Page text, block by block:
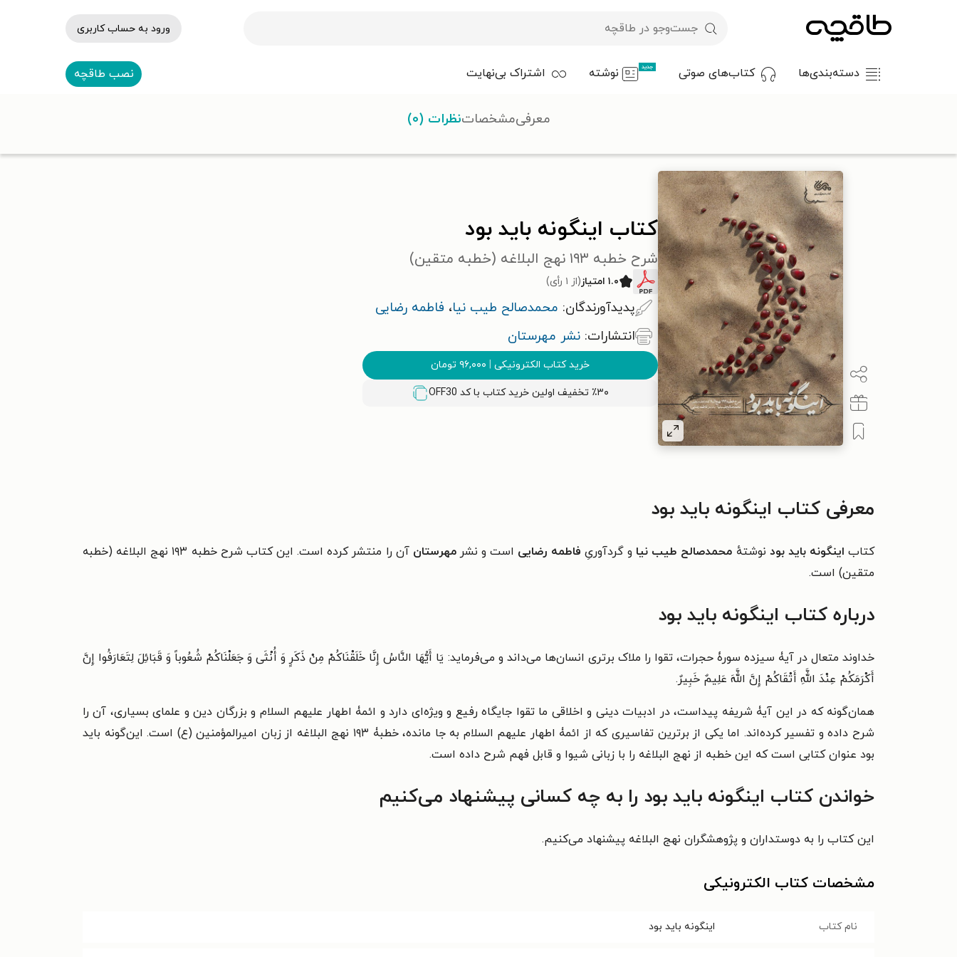
ورود به حساب کاربری
دسته‌بندی‌ها کتاب‌های صوتی جدید نوشته اشتراک بی‌نهایت نصب طاقچه
کتاب اینگونه باید بود
شرح خطبه ۱۹۳ نهج البلاغه (خطبه متقین)
۱.۰ امتیاز (از ۱ رأی)
پدیدآورندگان: محمدصالح طیب نیا، فاطمه رضایی
انتشارات: نشر مهرستان
خرید کتاب الکترونیکی | ۹۶,۰۰۰ تومان
٪۳۰ تخفیف اولین خرید کتاب با کد OFF30
معرفیمشخصاتنظرات (۰)
معرفی کتاب اینگونه باید بود
کتاباینگونه باید بود نوشتهٔ محمدصالح طیب نیا و گردآوریِ فاطمه رضایی است و نشرمهرستان
آن را منتشر کرده است. این کتاب شرح خطبه ۱۹۳ نهج البلاغه (خطبه
متقین) است.
درباره کتاب اینگونه باید بود
خداوند متعال در آیۀ سیزده سورۀ حجرات، تقوا را ملاک برتری انسان‌ها می‌داند و می‌فرماید: یَا أَیُّهَا النَّاسُ إِنَّا خَلَقْنَاکُمْ مِنْ ذَکَرٍ وَ أُنْثَی وَ جَعَلْنَاکُمْ شُعُوباً وَ قَبَائِلَ لِتَعَارَفُوا إِنَّ
أَکْرَمَکُمْ عِنْدَ اللَّهِ أَتْقَاکُمْ إِنَّ اللَّهَ عَلِیمٌ خَبِیرٌ.
همان‌گونه که در این آیۀ شریفه پیداست، در ادبیات دینی و اخلاقی ما تقوا جایگاه رفیع و ویژه‌ای دارد و ائمۀ اطهار علیهم السلام و بزرگان دین و علمای بسیاری، آن را
شرح داده و تفسیر کرده‌اند. اما یکی از برترین تفاسیری که از ائمۀ اطهار علیهم السلام به جا مانده، خطبۀ ۱۹۳ نهج البلاغه از زبان امیرالمؤمنین (ع) است. این‌گونه باید
بود عنوان کتابی است که این خطبه از نهج البلاغه را با زبانی شیوا و قابل فهم شرح داده است.
خواندن کتاب اینگونه باید بود را به چه کسانی پیشنهاد می‌کنیم
این کتاب را به دوستداران و پژوهشگران نهج البلاغه پیشنهاد می‌کنیم.
مشخصات کتاب الکترونیکی
نام کتاب اینگونه باید بود